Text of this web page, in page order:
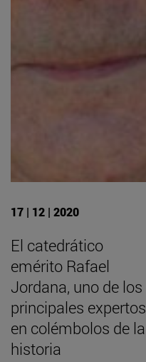
17 | 12 | 2020
El catedrático
emérito Rafael
Jordana, uno de los
principales expertos
en colémbolos de la
historia